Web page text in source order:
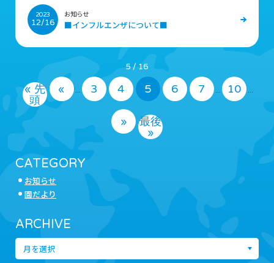
CATEGORY
お知らせ
園だより
ARCHIVE
2023
12/16
お知らせ
■インフルエンザについて■
5 / 16
« 先
頭
« ... 3 4 5 6 7 ... 10 ...
»
最後
»